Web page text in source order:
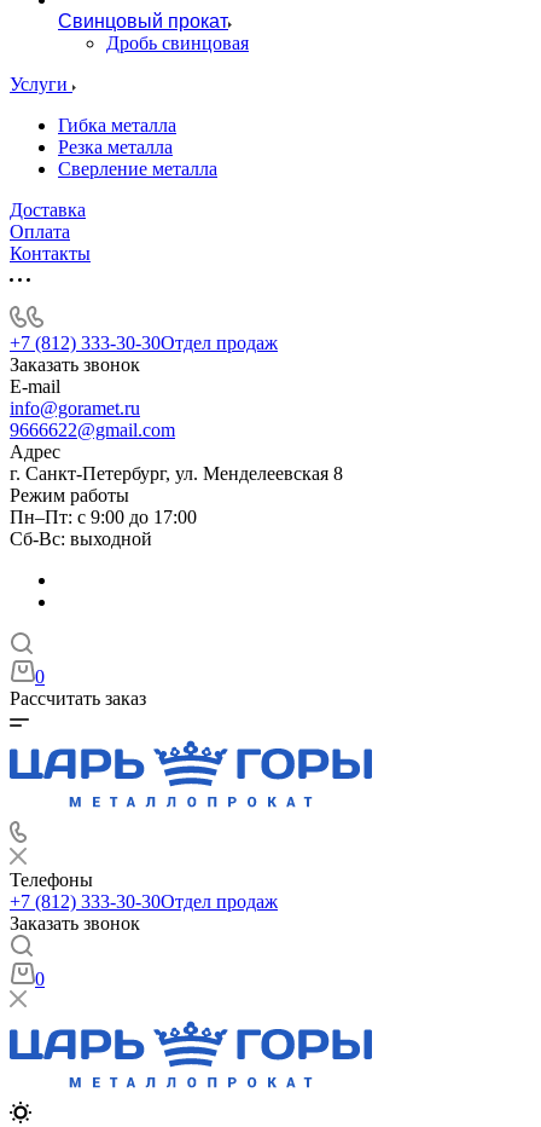
Свинцовый прокат
Дробь свинцовая
Услуги
Гибка металла
Резка металла
Сверление металла
Доставка
Оплата
Контакты
+7 (812) 333-30-30Отдел продаж
Заказать звонок
E-mail
info@goramet.ru
9666622@gmail.com
Адрес
г. Санкт-Петербург, ул. Менделеевская 8
Режим работы
Пн–Пт: с 9:00 до 17:00
Сб-Вс: выходной
0
Рассчитать заказ
Телефоны
+7 (812) 333-30-30Отдел продаж
Заказать звонок
0